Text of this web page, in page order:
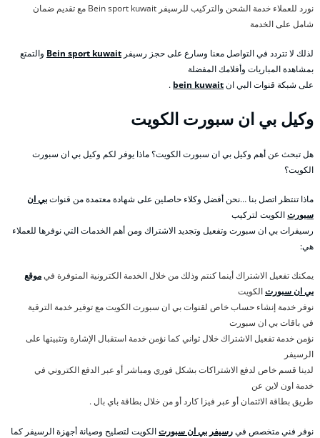
نورد للعملاء خدمة الشحن والتركيب للرسيفر Bein sport kuwait مع تقديم ضمان
شامل على الخدمة
لذلك لا تتردد في التواصل معنا وسارع على حجز رسيفر Bein sport kuwait والتمتع
بمشاهدة المباريات وأفلامك المفضلة
على شبكة قنوات البي انbein kuwait
.
وكيل بي ان سبورت الكويت
هل تبحث عن أهم وكيل بي ان سبورت الكويت؟ ماذا يوفر لكم وكيل بي ان سبورت
الكويت؟
ماذا تنتظر اتصل بنا …نحن أفضل وكلاء حاصلين على شهادة معتمدة من قنواتبي ان
سبورتالكويت لتركيب
رسيفرات بي ان سبورت وتفعيل وتجديد الاشتراك ومن أهم الخدمات التي نوفرها للعملاء
هي:
يمكنك تفعيل الاشتراك أينما كنتم وذلك من خلال الخدمة الكترونية المتوفرة فيموقع
بي ان سبورتالكويت
نوفر خدمة إنشاء حساب خاص لقنوات بي ان سبورت الكويت مع توفير خدمة الترقية
في باقات بي ان سبورت
نؤمن خدمة تفعيل الاشتراك خلال ثواني كما نؤمن خدمة استقبال الإشارة وتثبيتها على
الرسيفر
لدينا قسم خاص لدفع الاشتراكات بشكل فوري ومباشر أو عبر الدفع الكتروني في
خدمة اون لاين عن
طريق بطاقة الائتمان أو عبر فيزا كارد أو من خلال بطاقة باي بال .
نوفر فني متخصص فيرسيفر بي ان سبورتالكويت لتصليح وصيانة أجهزة الرسيفر كما